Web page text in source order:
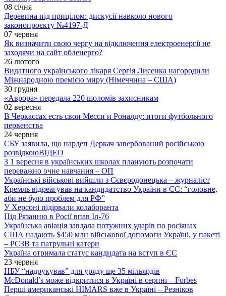
08 січня
Деревина під прицілом: дискусії навколо нового
законопроєкту №4197-Д
07 червня
Як визначити свою чергу на відключення електроенергії не
заходячи на сайт обленерго?
26 лютого
Видатного українського лікаря Сергія Лисенка нагородили
Міжнародною премією миру (Німеччина – США)
30 грудня
«Аврора» передала 220 шоломів захисникам
02 вересня
В Черкассах есть свои Месси и Роналду: итоги футбольного
первенства
24 червня
СБУ заявила, що нардеп Деркач завербований російською
розвідкоюВІДЕО
З 1 вересня в українських школах планують розпочати
переважно очне навчання – ОП
Українські військові вийшли з Сєвєродонецька – журналіст
Кремль відреагував на кандидатство України в ЄС: “головне,
аби не було проблем для РФ”
У Херсоні підірвали колаборанта
Під Рязанню в Росії впав Іл-76
Українська авіація завдала потужних ударів по росіянах
США надають $450 млн військової допомоги Україні, у пакеті
– РСЗВ та патрульні катери
Україна отримала статус кандидата на вступ в ЄС
23 червня
НБУ “надрукував” для уряду ще 35 мільярдів
McDonald’s може відкритися в Україні в серпні – Forbes
Перші американські HIMARS вже в Україні – Резніков